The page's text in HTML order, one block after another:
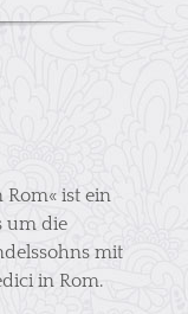
Rom« ist ein
um die
mit
in Rom.